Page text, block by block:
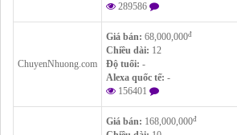
289586
ChuyenNhuong.com
Giá bán: 68,000,000đ
Chiều dài: 12
Độ tuổi: -
Alexa quốc tế: -
156401
Giá bán: 168,000,000đ